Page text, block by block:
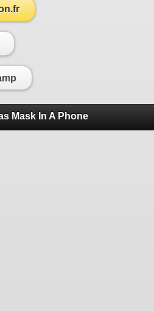
Mask In A Phone